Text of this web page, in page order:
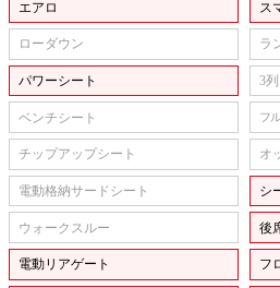
エアロ ス
ローダウン ラ
パワーシート 3
ベンチシート フ
チップアップシート オ
電動格納サードシート シ
ウォークスルー 後
電動リアゲート フ